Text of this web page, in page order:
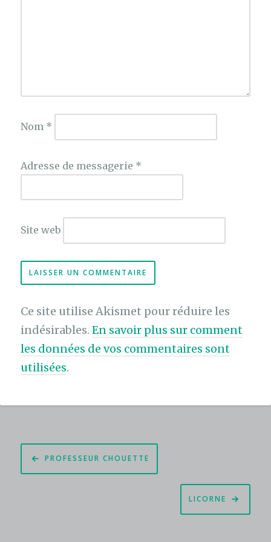
Nom *
Adresse de messagerie *
Site web
Ce site utilise Akismet pour réduire les
indésirables.En savoir plus sur comment
les données de vos commentaires sont
utilisées.
Navigation
de
PROFESSEUR CHOUETTE
LICORNE